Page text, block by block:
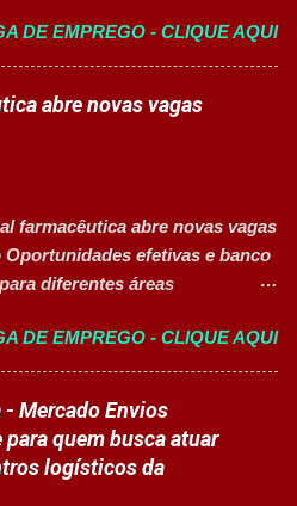
envase, manipulação e
materiais; ✅ Apoiar a limpeza
produtivas; ✅ Preencher e
quand...
da vaga Cargo: Auxiliar de
Grupo 3Corações Tipo
Efetivo (CLT) Modelo de
Inscrições até: 10 de
para as linhas de
produtos e insumos
fabricação. Realizar paletização
de trabalho limpo. Auxiliar
atividades produtivas.
nos
à manutenção. Cumprir
do trabalho. Executar
e da área
DE EMPREGO - CLIQUE AQUI
abre novas vagas
farmacêutica abre novas vagas
Oportunidades efetivas e banco
diferentes áreas
Uma das maiores
farmacêuticas do Brasil está
abertas para
que desejam atuar em um
colaborativo e voltado
de pessoas. As
DE EMPREGO - CLIQUE AQUI
Mercado Envios
quem busca atuar
logísticos da